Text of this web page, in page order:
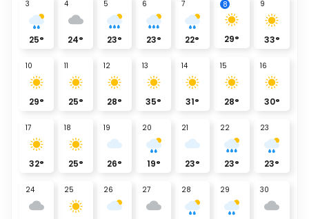
3
25°
4
24°
5
23°
6
23°
7
22°
8
29°
9
33°
10
29°
11
25°
12
28°
13
35°
14
31°
15
28°
16
30°
17
32°
18
25°
19
26°
20
19°
21
23°
22
23°
23
23°
24 25 26 27 28 29 30